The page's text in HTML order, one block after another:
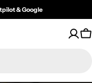
& Google